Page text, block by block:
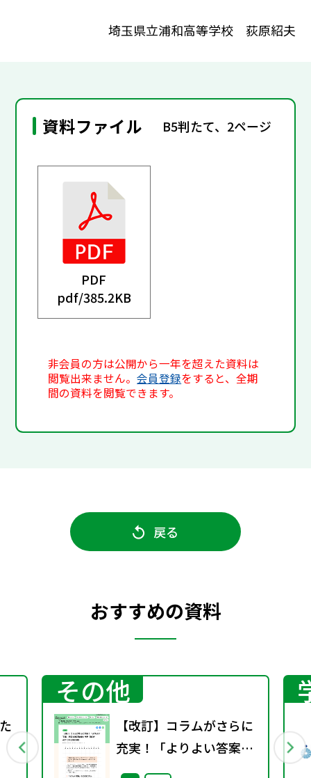
埼玉県立浦和高等学校 荻原紹夫
資料ファイル B5判たて、2ページ
PDF
pdf/385.2KB
非会員の方は公開から一年を超えた資料は
閲覧出来ません。会員登録をすると、全期
間の資料を閲覧できます。
戻る
おすすめの資料
その他
【改訂】コラムがさらに
充実！「よりよい答案」
新設＆解説動画も用意